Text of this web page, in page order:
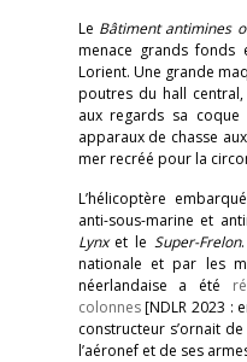
Le Bâtiment antimines
menace grands
Lorient. Une grande
poutres du hall
aux regards sa
apparaux de chasse
mer recréé pour la
L’hélicoptère
anti-sous-marine et
Lynxet le Super-Frelon
nationale et par les
néerlandaise a été
colonnes[NDLR 2023 :
constructeur s’ornait
l’aéronef et de ses